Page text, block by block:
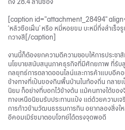
ถึง 28.4 ล้านซอง
[caption id="attachment_28494"
‘หลัวซือเฝิ่น’ หรือ หมี่หอยขม บะหมี่กึ่งสำเร็
กวางสี[/caption]
งานนี้ก็ต้องยกความดีความชอบให้การประช
นโยบายสนับสนุนภาคธุรกิจที่มีศักยภาพ ที่รับ
กลยุทธ์การตลาดออนไลน์และการค้าแบบอีคอ
ข้างทางที่เป้นของกินพื้นบ้านในท้องถิ่น กลาย
นิยม ก็อย่างที่บอกไว้ข้างต้น แม้คนทางใต้ของ
ทางเหนือนิยมรับประทานแป้ง แต่ด้วยความเ
การก้าวข้ามวัฒนธรรมการกิน อยากลองสิ่งใ
อีคอมเมิร์ซมาตอบโจทย์ได้ตรงจุดพอดี